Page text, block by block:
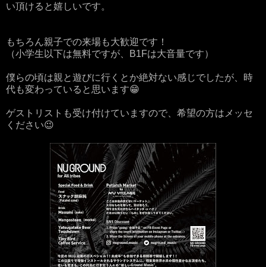
い頂けると嬉しいです。
もちろん親子での来場も大歓迎です！
（小学生以下は無料ですが、B1Fは大音量です）
僕らの頃は親と遊びに行くとか絶対ない感じでしたが、時
代も変わっていると思います😁
ゲストリストも受け付けていますので、希望の方はメッセ
ください😉